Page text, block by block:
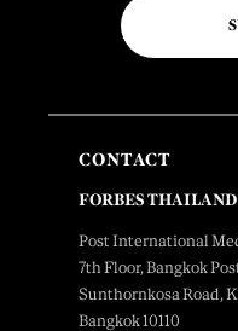
CONTACT
FORBES THAILAND
Post International
7th Floor, Bangkok
Sunthornkosa Road,
Bangkok 10110